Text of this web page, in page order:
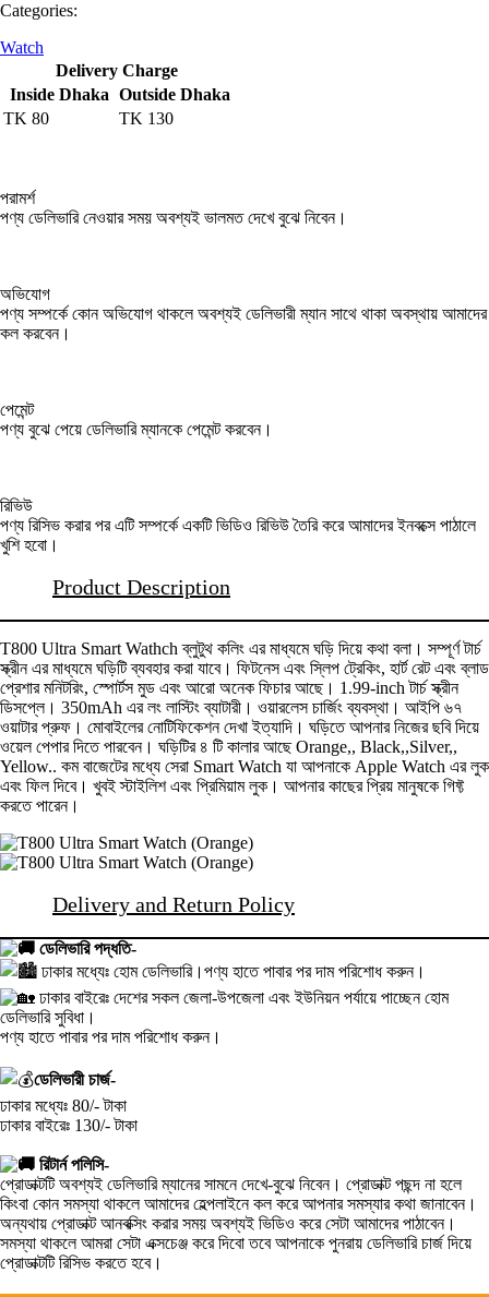
Categories:
Watch
Delivery Charge
Inside Dhaka Outside Dhaka
TK 80 TK 130
পরামর্শ
পণ্য ডেলিভারি নেওয়ার সময় অবশ্যই ভালমত দেখে বুঝে নিবেন।
অভিযোগ
পণ্য সম্পর্কে কোন অভিযোগ থাকলে অবশ্যই ডেলিভারী ম্যান সাথে থাকা অবস্থায় আমাদের
কল করবেন।
পেমেন্ট
পণ্য বুঝে পেয়ে ডেলিভারি ম্যানকে পেমেন্ট করবেন।
রিভিউ
পণ্য রিসিভ করার পর এটি সম্পর্কে একটি ভিডিও রিভিউ তৈরি করে আমাদের ইনবক্সে পাঠালে
খুশি হবো।
Product Description
T800 Ultra Smart Wathch ব্লুটুথ কলিং এর মাধ্যমে ঘড়ি দিয়ে কথা বলা। সম্পূর্ণ টার্চ
স্ক্রীন এর মাধ্যমে ঘড়িটি ব্যবহার করা যাবে। ফিটনেস এবং স্লিপ ট্রেকিং, হার্ট রেট এবং ব্লাড
প্রেশার মনিটরিং, স্পোর্টস মুড এবং আরো অনেক ফিচার আছে। 1.99-inch টার্চ স্ক্রীন
ডিসপ্লে। 350mAh এর লং লাস্টিং ব্যাটারী। ওয়ারলেস চার্জিং ব্যবস্থা। আইপি ৬৭
ওয়াটার প্রুফ। মোবাইলের নোটিফিকেশন দেখা ইত্যাদি। ঘড়িতে আপনার নিজের ছবি দিয়ে
ওয়েল পেপার দিতে পারবেন। ঘড়িটির ৪ টি কালার আছে Orange,, Black,,Silver,,
Yellow.. কম বাজেটের মধ্যে সেরা Smart Watch যা আপনাকে Apple Watch এর লুক
এবং ফিল দিবে। খুবই স্টাইলিশ এবং প্রিমিয়াম লুক। আপনার কাছের প্রিয় মানুষকে গিফ্ট
করতে পারেন।
Delivery and Return Policy
ডেলিভারি পদ্ধতি-
ঢাকার মধ্যেঃ হোম ডেলিভারি।পণ্য হাতে পাবার পর দাম পরিশোধ করুন।
ঢাকার বাইরেঃ দেশের সকল জেলা-উপজেলা এবং ইউনিয়ন পর্যায়ে পাচ্ছেন হোম
ডেলিভারি সুবিধা।
পণ্য হাতে পাবার পর দাম পরিশোধ করুন।
ডেলিভারী চার্জ-
ঢাকার মধ্যেঃ 80/- টাকা
ঢাকার বাইরেঃ 130/- টাকা
রিটার্ন পলিসি-
প্রোডাক্টটি অবশ্যই ডেলিভারি ম্যানের সামনে দেখে-বুঝে নিবেন। প্রোডাক্ট পছন্দ না হলে
কিংবা কোন সমস্যা থাকলে আমাদের হেল্পলাইনে কল করে আপনার সমস্যার কথা জানাবেন।
অন্যথায় প্রোডাক্ট আনবক্সিং করার সময় অবশ্যই ভিডিও করে সেটা আমাদের পাঠাবেন।
সমস্যা থাকলে আমরা সেটা এক্সচেঞ্জ করে দিবো তবে আপনাকে পুনরায় ডেলিভারি চার্জ দিয়ে
প্রোডাক্টটি রিসিভ করতে হবে।